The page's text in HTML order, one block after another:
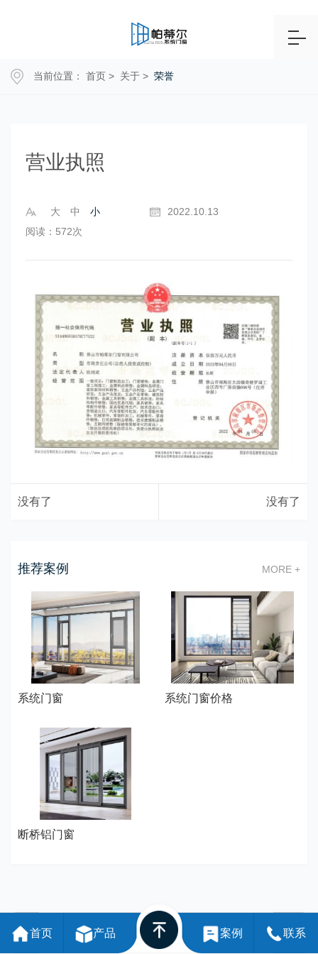
当前位置： 首页 > 关于 > 荣誉
营业执照
大 中 小
2022.10.13
阅读：572次
没有了 没有了
推荐案例 MORE +
系统门窗 系统门窗价格
断桥铝门窗
首页 产品 案例 联系